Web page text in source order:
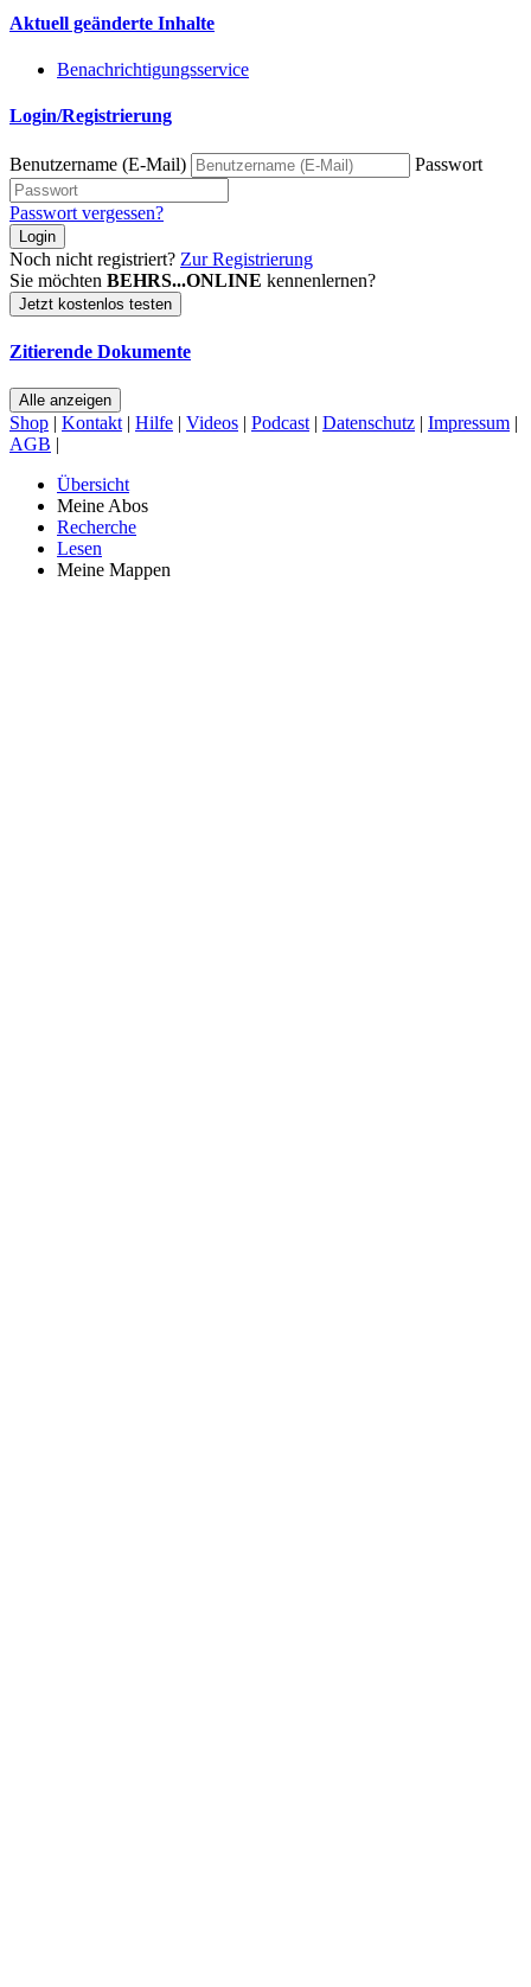
Aktuell geänderte Inhalte
Benachrichtigungsservice
Login/Registrierung
Benutzername (E-Mail) Passwort
Passwort vergessen?
Login
Noch nicht registriert? Zur Registrierung
Sie möchten BEHRS...ONLINE kennenlernen?
Jetzt kostenlos testen
Zitierende Dokumente
Alle anzeigen
Shop | Kontakt | Hilfe | Videos | Podcast | Datenschutz | Impressum |
AGB |
Übersicht
Meine Abos
Recherche
Lesen
Meine Mappen